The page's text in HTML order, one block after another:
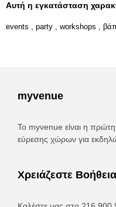
Αυτή η εγκατάσταση
events , party , workshops ,
myvenue
Το myvenue είναι η
εύρεσης χώρων για
Χρειάζεστε Βοήθεια